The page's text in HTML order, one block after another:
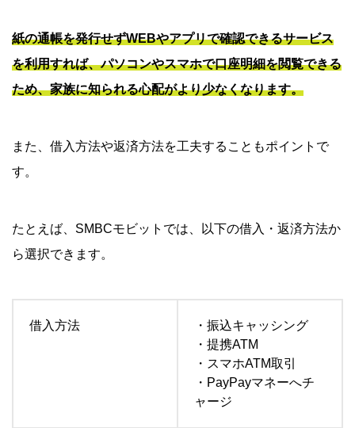
紙の通帳を発行せずWEBやアプリで確認できるサービス
を利用すれば、パソコンやスマホで口座明細を閲覧できる
ため、家族に知られる心配がより少なくなります。
また、借入方法や返済方法を工夫することもポイントで
す。
たとえば、SMBCモビットでは、以下の借入・返済方法か
ら選択できます。
借入方法
・振込キャッシング
・提携ATM
・スマホATM取引
・PayPayマネーへチ
ャージ